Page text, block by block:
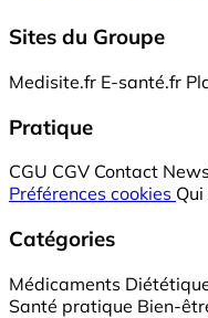
Sites du Groupe
Medisite.fr E-santé.fr
Pratique
CGU CGV Contact
Préférences cookies
Catégories
Médicaments
Santé pratique Bien-